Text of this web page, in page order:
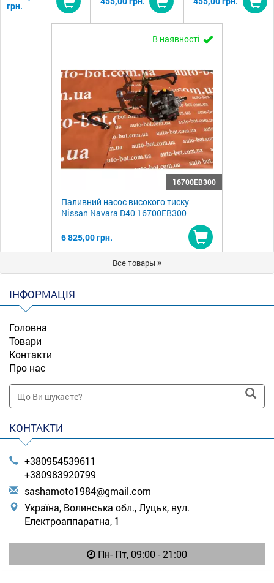
грн.
Купити Купити
В наявності
16700EB300
Паливний насос високого тиску
Nissan Navara D40 16700EB300
6 825,00 грн.
Купити
Все товары
ІНФОРМАЦІЯ
Головна
Товари
Контакти
Про нас
КОНТАКТИ
+380954539611
+380983920799
sashamoto1984@gmail.com
Україна, Волинська обл., Луцьк, вул.
Електроаппаратна, 1
Пн- Пт, 09:00 - 21:00